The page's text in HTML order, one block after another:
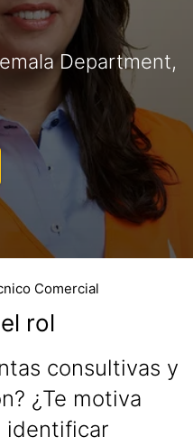
Department,
Comercial
rol
consultivas y
¿Te motiva
identificar